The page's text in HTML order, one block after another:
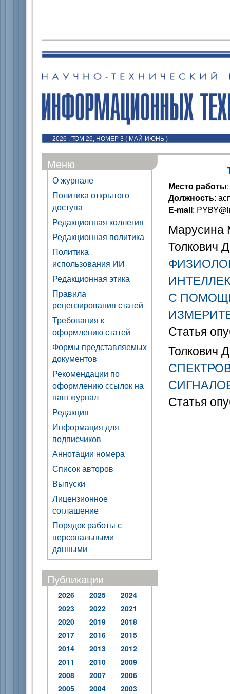
2026 , ТОМ 26, НОМЕР 3 ( МАЙ-ИЮНЬ )
Меню
О журнале
Политика открытого
доступа
Редакционная коллегия
Редакционная политика
Политика
использования ИИ
Редакционная этика
Правила
рецензирования статей
Требования к
оформлению статей
Формы представляемых
документов
Рекомендации по
оформлению ссылок на
наш журнал
Редакция
Информация для
подписчиков
Аннотации номера
Список авторов
Выпуски
Лицензионное
соглашение
Порядок работы с
персональными
данными
Публикации
2026 2025
2024
2023
2022
2021
2020
2019
2018
2017
2016
2015
2014
2013
2012
2011
2010
2009
2008
2007
2006
2005
2004
2003
Место работы
Должность:
E-mail:
Марусина
Толкович
С
Статья
Толкович
Статья